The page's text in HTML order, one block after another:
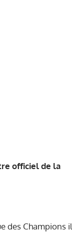
officiel de la
des Champions il